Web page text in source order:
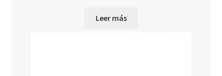
Leer más